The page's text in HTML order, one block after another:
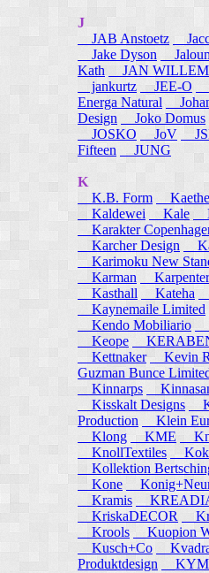
J
JAB Anstoetz
Jake Dyson
Kath
JAN WILLEM
jankurtz JEE-O
Energa Natural
Design
Joko Domus
JOSKO
JoV
Fifteen
JUNG
K
K.B. Form
Kaldewei
Kale
Karakter
Karcher Design
Karimoku New
Karman
Karpenter
Kasthall
Kateha
Kaynemaile Limited
Kendo Mobiliario
Keope
Kettnaker Kevin
Guzman Bunce
Kinnarps
Kisskalt Designs
Production
Klein
Klong
KME
KnollTextiles
Kollektion
Kone
Kramis
KriskaDECOR
Krools
Kuopion
Kusch+Co
Produktdesign